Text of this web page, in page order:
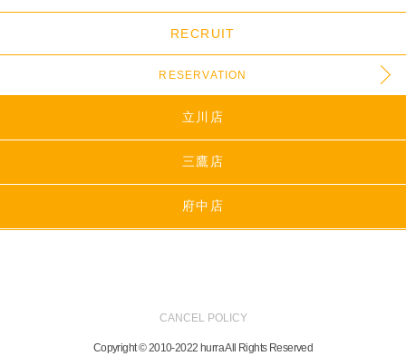
RECRUIT
RESERVATION
立川店
三鷹店
府中店
CANCEL POLICY
Copyright © 2010-2022 hurra All Rights Reserved